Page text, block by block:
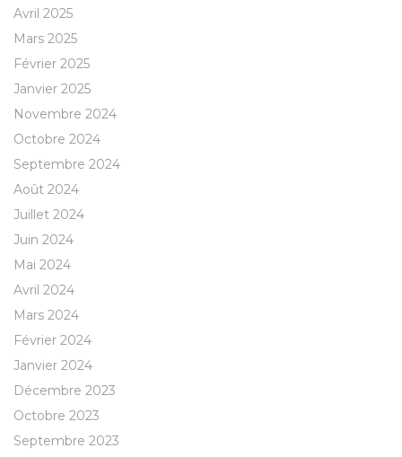
Avril 2025
Mars 2025
Février 2025
Janvier 2025
Novembre 2024
Octobre 2024
Septembre 2024
Août 2024
Juillet 2024
Juin 2024
Mai 2024
Avril 2024
Mars 2024
Février 2024
Janvier 2024
Décembre 2023
Octobre 2023
Septembre 2023